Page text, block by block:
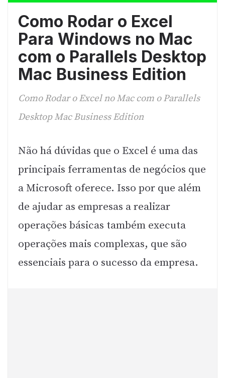
Como Rodar o Excel
Para Windows no Mac
com o Parallels Desktop
Mac Business Edition
Como Rodar o Excel no Mac com o Parallels
Desktop Mac Business Edition
Não há dúvidas que o Excel é uma das
principais ferramentas de negócios que
a Microsoft oferece. Isso por que além
de ajudar as empresas a realizar
operações básicas também executa
operações mais complexas, que são
essenciais para o sucesso da empresa.